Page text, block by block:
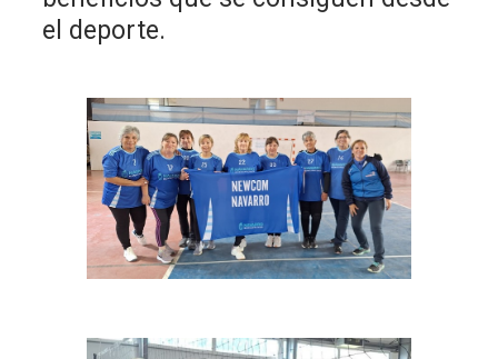
el deporte.